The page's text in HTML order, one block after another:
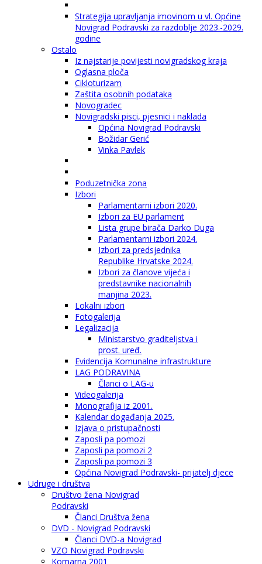
Strategija upravljanja imovinom u vl. Općine
Novigrad Podravski za razdoblje 2023.-2029.
godine
Ostalo
Iz najstarije povijesti novigradskog kraja
Oglasna ploča
Cikloturizam
Zaštita osobnih podataka
Novogradec
Novigradski pisci, pjesnici i naklada
Općina Novigrad Podravski
Božidar Gerić
Vinka Pavlek
Poduzetnička zona
Izbori
Parlamentarni izbori 2020.
Izbori za EU parlament
Lista grupe birača Darko Duga
Parlamentarni izbori 2024.
Izbori za predsjednika
Republike Hrvatske 2024.
Izbori za članove vijeća i
predstavnike nacionalnih
manjina 2023.
Lokalni izbori
Fotogalerija
Legalizacija
Ministarstvo graditeljstva i
prost. uređ.
Evidencija Komunalne infrastrukture
LAG PODRAVINA
Članci o LAG-u
Videogalerija
Monografija iz 2001.
Kalendar događanja 2025.
Izjava o pristupačnosti
Zaposli pa pomozi
Zaposli pa pomozi 2
Zaposli pa pomozi 3
Općina Novigrad Podravski- prijatelj djece
Udruge i društva
Društvo žena Novigrad
Podravski
Članci Društva žena
DVD - Novigrad Podravski
Članci DVD-a Novigrad
VZO Novigrad Podravski
Komarna 2001